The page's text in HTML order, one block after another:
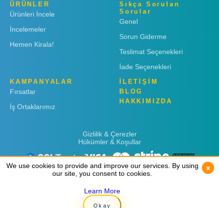
ÜRÜNLER
Ürünleri İncele
İncelemeler
Hemen Kirala!
Sıkça Sorulan
Sorular
Genel
Sorun Giderme
Teslimat Seçenekleri
İade Seçenekleri
KAMPANYALAR
Fırsatlar
İş Ortaklarımız
İLETİŞİM
BLOG
HAKKIMIZDA
Gizlilik & Çerezler
Hükümler & Koşullar
Copyright © 2019 Rent 'n Connect
We use cookies to provide and improve our services. By using
our site, you consent to cookies.
Learn More
Okay
x
We use cookies to provide and improve our services. By using
our site, you consent to cookies.
Learn More
Okay
x